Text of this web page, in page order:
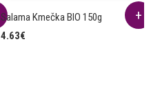
Salama Kmečka BIO 150g
4.63€